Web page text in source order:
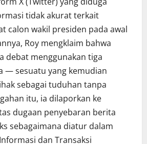
tidak akurat terkait
calon wakil presiden pada awal
Roy mengklaim bahwa
debat menggunakan tiga
— sesuatu yang kemudian
sebagai tuduhan tanpa
itu, ia dilaporkan ke
dugaan penyebaran berita
sebagaimana diatur dalam
dan Transaksi